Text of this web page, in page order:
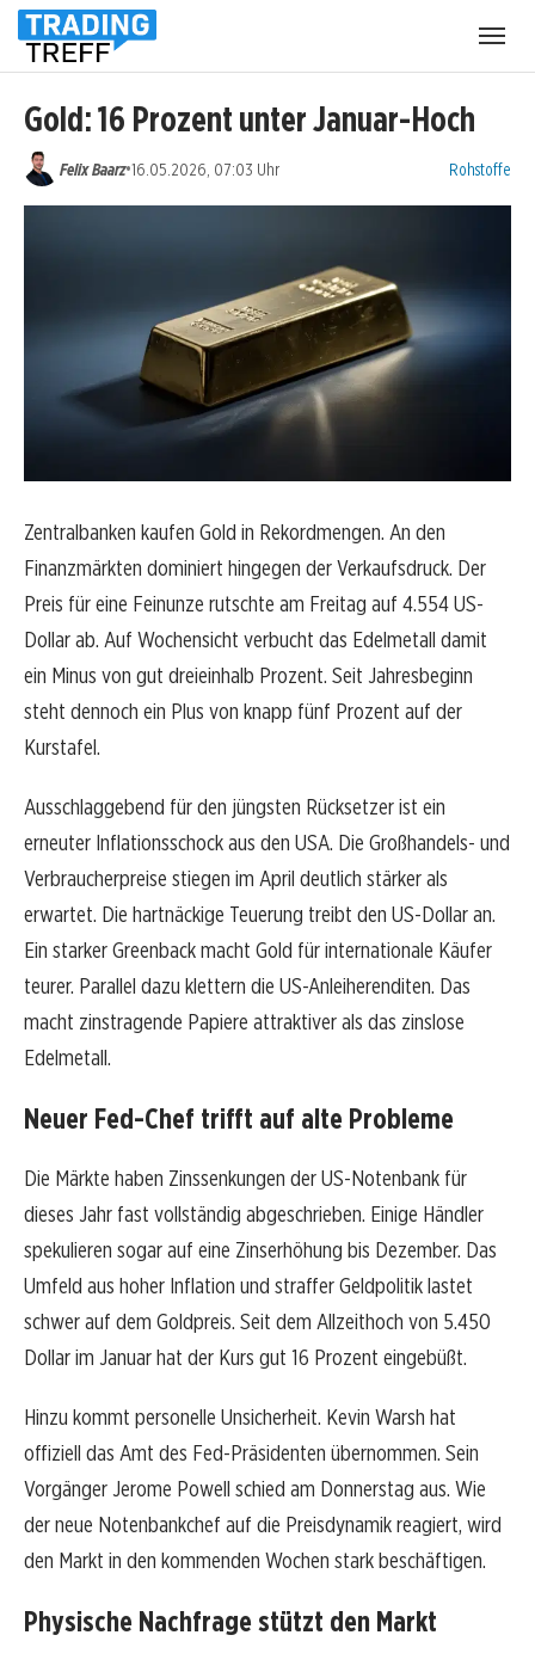
Gold: 16 Prozent unter Januar-Hoch
Felix Baarz•16.05.2026, 07:03 Uhr Kategorien:
Rohstoffe
Zentralbanken kaufen Gold in Rekordmengen. An den
Finanzmärkten dominiert hingegen der Verkaufsdruck. Der
Preis für eine Feinunze rutschte am Freitag auf 4.554 US-
Dollar ab. Auf Wochensicht verbucht das Edelmetall damit
ein Minus von gut dreieinhalb Prozent. Seit Jahresbeginn
steht dennoch ein Plus von knapp fünf Prozent auf der
Kurstafel.
Ausschlaggebend für den jüngsten Rücksetzer ist ein
erneuter Inflationsschock aus den USA. Die Großhandels- und
Verbraucherpreise stiegen im April deutlich stärker als
erwartet. Die hartnäckige Teuerung treibt den US-Dollar an.
Ein starker Greenback macht Gold für internationale Käufer
teurer. Parallel dazu klettern die US-Anleiherenditen. Das
macht zinstragende Papiere attraktiver als das zinslose
Edelmetall.
Neuer Fed-Chef trifft auf alte Probleme
Die Märkte haben Zinssenkungen der US-Notenbank für
dieses Jahr fast vollständig abgeschrieben. Einige Händler
spekulieren sogar auf eine Zinserhöhung bis Dezember. Das
Umfeld aus hoher Inflation und straffer Geldpolitik lastet
schwer auf dem Goldpreis. Seit dem Allzeithoch von 5.450
Dollar im Januar hat der Kurs gut 16 Prozent eingebüßt.
Hinzu kommt personelle Unsicherheit. Kevin Warsh hat
offiziell das Amt des Fed-Präsidenten übernommen. Sein
Vorgänger Jerome Powell schied am Donnerstag aus. Wie
der neue Notenbankchef auf die Preisdynamik reagiert, wird
den Markt in den kommenden Wochen stark beschäftigen.
Physische Nachfrage stützt den Markt